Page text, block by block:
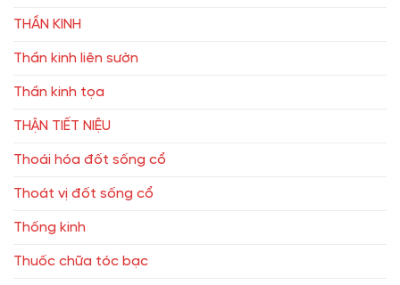
THẦN KINH
Thần kinh liên sườn
Thần kinh tọa
THẬN TIẾT NIỆU
Thoái hóa đốt sống cổ
Thoát vị đốt sống cổ
Thống kinh
Thuốc chữa tóc bạc